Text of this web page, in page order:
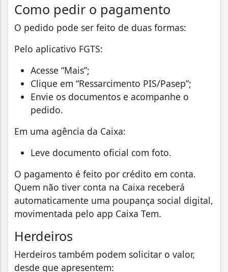
Como pedir o pagamento
O pedido pode ser feito de duas formas:
Pelo aplicativo FGTS:
Acesse “Mais”;
Clique em “Ressarcimento PIS/Pasep”;
Envie os documentos e acompanhe o
pedido.
Em uma agência da Caixa:
Leve documento oficial com foto.
O pagamento é feito por crédito em conta.
Quem não tiver conta na Caixa receberá
automaticamente uma poupança social digital,
movimentada pelo app Caixa Tem.
Herdeiros
Herdeiros também podem solicitar o valor,
desde que apresentem: